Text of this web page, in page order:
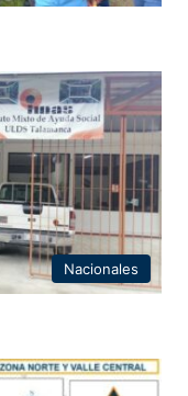
Nacionales